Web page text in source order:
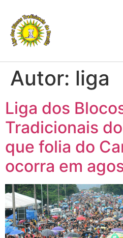
Autor: liga
Liga dos
Tradicionais
que folia do
ocorra em